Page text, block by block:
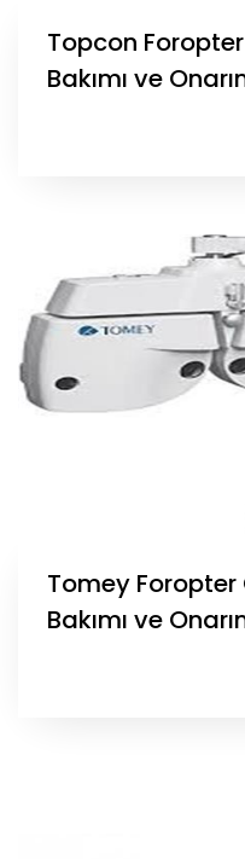
Topcon
Bakımı ve
Tomey Foropter
Bakımı ve